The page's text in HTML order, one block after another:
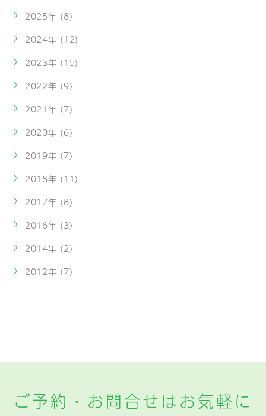
2025年 (8)
2024年 (12)
2023年 (15)
2022年 (9)
2021年 (7)
2020年 (6)
2019年 (7)
2018年 (11)
2017年 (8)
2016年 (3)
2014年 (2)
2012年 (7)
ご予約・お問合せはお気軽に